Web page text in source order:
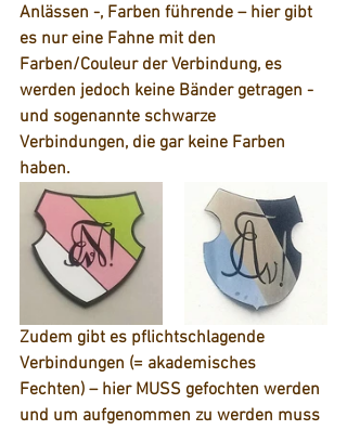
Anlässen -, Farben führende – hier gibt
es nur eine Fahne mit den
Farben/Couleur der Verbindung, es
werden jedoch keine Bänder getragen -
und sogenannte schwarze
Verbindungen, die gar keine Farben
haben.
Zudem gibt es pflichtschlagende
Verbindungen (= akademisches
Fechten) – hier MUSS gefochten werden
und um aufgenommen zu werden muss